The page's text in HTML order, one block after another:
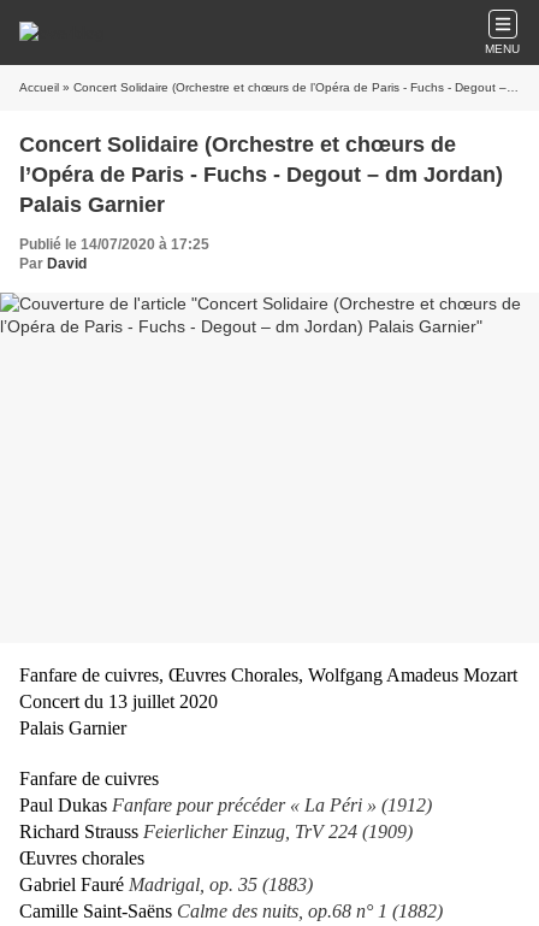
MENU
Accueil » Concert Solidaire (Orchestre et chœurs de l’Opéra de Paris - Fuchs - Degout – dm Jordan) Palais Garnier
Concert Solidaire (Orchestre et chœurs de
l’Opéra de Paris - Fuchs - Degout – dm Jordan)
Palais Garnier
Publié le 14/07/2020 à 17:25
Par David
Fanfare de cuivres, Œuvres Chorales, Wolfgang Amadeus Mozart
Concert du 13 juillet 2020
Palais Garnier
Fanfare de cuivres
Paul Dukas Fanfare pour précéder « La Péri » (1912)
Richard Strauss Feierlicher Einzug, TrV 224 (1909)
Œuvres chorales
Gabriel Fauré Madrigal, op. 35 (1883)
Camille Saint-Saëns Calme des nuits, op.68 n° 1 (1882)